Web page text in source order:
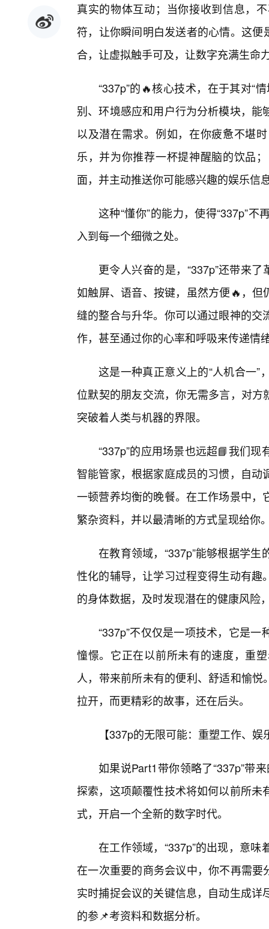
真实的物体互动；当你接收到信息，
符，让你瞬间明白发送者的心情。这
合，让虚拟触手可及，让数字充满生命
“337p”的🔥核心技术，在于其对“
别、环境感应和用户行为分析模块，
以及潜在需求。例如，在你疲惫不堪
乐，并为你推荐一杯提神醒脑的饮品
面，并主动推送你可能感兴趣的娱乐信
这种“懂你”的能力，使得“337p”
入到每一个细微之处。
更令人兴奋的是，“337p”还带来
如触屏、语音、按键，虽然方便🔥，但
缝的整合与升华。你可以通过眼神的
作，甚至通过你的心率和呼吸来传递情
这是一种真正意义上的“人机合一
位默契的朋友交流，你无需多言，对方
突破着人类与机器的界限。
“337p”的应用场景也远超📘我们
智能管家，根据家庭成员的习惯，自
一顿营养均衡的晚餐。在工作场景中
繁杂资料，并以最清晰的方式呈现给你
在教育领域，“337p”能够根据学
性化的辅导，让学习过程变得生动有
的身体数据，及时发现潜在的健康风险
“337p”不仅仅是一项技术，它是
憧憬。它正在以前所未有的速度，重
人，带来前所未有的便利、舒适和愉悦
拉开，而更精彩的故事，还在后头。
【337p的无限可能：重塑工作、
如果说Part1带你领略了“337p”带
探索，这项颠覆性技术将如何以前所
式，开启一个全新的数字时代。
在工作领域，“337p”的出现，意
在一次重要的商务会议中，你不再需要
实时捕捉会议的关键信息，自动生成
的参📌考资料和数据分析。